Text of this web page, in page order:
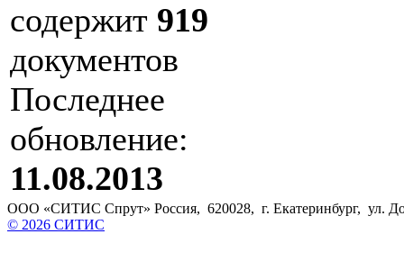
содержит 919
документов
Последнее
обновление:
11.08.2013
ООО «СИТИС Спрут» Россия, 620028, г. Екатеринбург, ул.
© 2026 СИТИС